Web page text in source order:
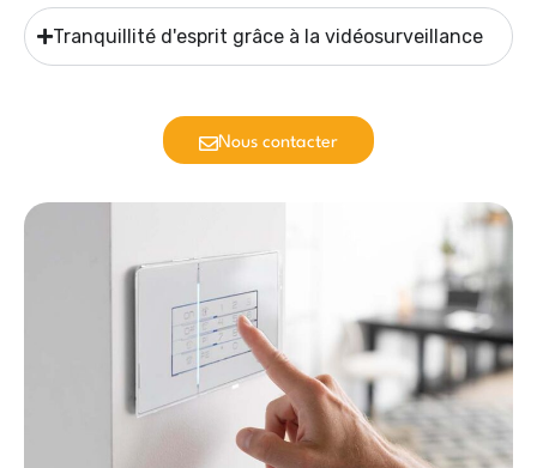
Tranquillité d'esprit grâce à la vidéosurveillance
Nous contacter